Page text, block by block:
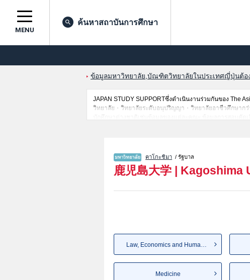
MENU
ค้นหาสถาบันการศึกษา
ข้อมูลมหาวิทยาลัย,บัณฑิตวิทยาลัยในประเทศญี่ปุ่นต้อ
JAPAN STUDY SUPPORTซึ่งดำเนินงานร่วมกันของ The
วิทยาลัย・วิทยาลัยระดับอนุปริญญา・วิทยาลัยอาชีวศึกษากว่
นักศึกษาต่างชาติเช่นข้อมูลของแต่ละคณะ,ข้อมูลการสอบคั
คาโกะชิมา / รัฐบาล
鹿児島大学 | Kagoshima
Law, Economics and Humanities
Medicine